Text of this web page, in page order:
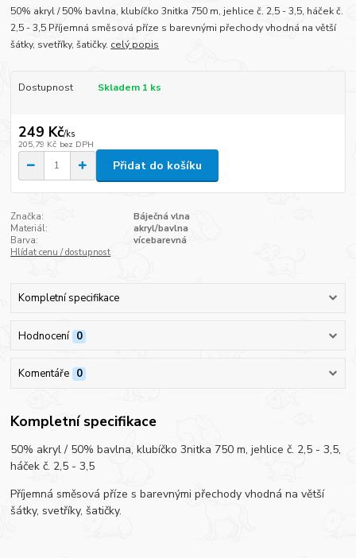
50% akryl / 50% bavlna, klubíčko 3nitka 750 m, jehlice č. 2,5 - 3,5, háček č.
2,5 - 3,5 Příjemná směsová příze s barevnými přechody vhodná na větší
šátky, svetříky, šatičky. celý popis
Dostupnost Skladem 1 ks
249 Kč/ks
205,79 Kč bez DPH
Přidat do košíku
Značka:
Báječná vlna
Materiál:
akryl/bavlna
Barva:
vícebarevná
Hlídat cenu / dostupnost
Kompletní specifikace
Hodnocení 0
Komentáře 0
Kompletní specifikace
50% akryl / 50% bavlna, klubíčko 3nitka 750 m, jehlice č. 2,5 - 3,5,
háček č. 2,5 - 3,5
Příjemná směsová příze s barevnými přechody vhodná na větší
šátky, svetříky, šatičky.